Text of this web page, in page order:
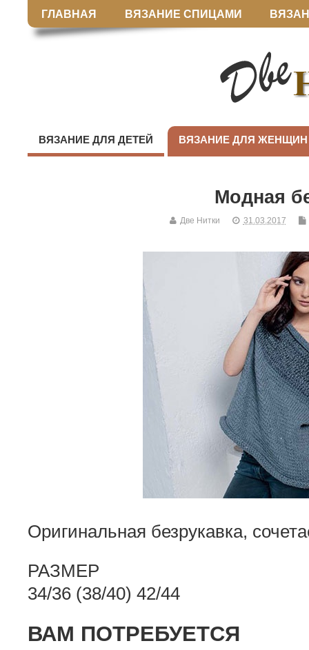
ГЛАВНАЯ ВЯЗАНИЕ СПИЦАМИ
ВЯЗАНИЕ ДЛЯ ДЕТЕЙ ВЯЗАНИЕ ДЛЯ ЖЕНЩИН
Модная
Две Нитки 31.03.2017
Оригинальная безрукавка,
РАЗМЕР
34/36 (38/40) 42/44
ВАМ ПОТРЕБУЕТСЯ